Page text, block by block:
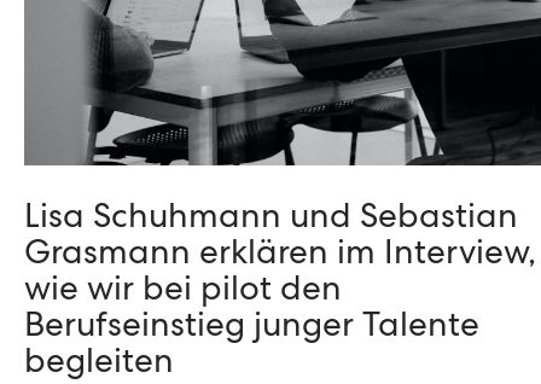
Lisa Schuhmann und Sebastian
Grasmann erklären im Interview,
wie wir bei pilot den
Berufseinstieg junger Talente
begleiten